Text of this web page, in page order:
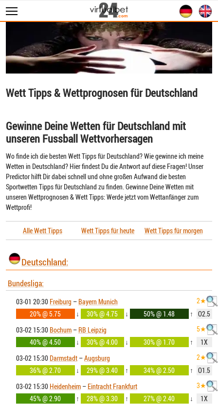
Sportwetten
WM 2026
Wett Tipps
Statistiken
Wett Tipps & Wettprognosen für Deutschland
Gewinne Deine Wetten für Deutschland mit
unseren Fussball Wettvorhersagen
Wo finde ich die besten Wett Tipps für Deutschland? Wie gewinne ich meine
Wetten in Deutschland? Hier findest Du die Antwort auf diese Fragen! Unser
Predictor hilft Dir dabei schnell und ohne großen Aufwand die besten
Sportwetten Tipps für Deutschland zu finden. Gewinne Deine Wetten mit
unseren Wettprognosen & Wett Tipps: Werde jetzt vom Wettanfänger zum
Wettprofi!
Alle Wett Tipps Wett Tipps für heute Wett Tipps für morgen
Deutschland:
Bundesliga:
03-01 20:30 Freiburg – Bayern Munich
2★
20% @ 5.75
↓ 30% @ 4.75 ↓ 50% @ 1.48 ↑
O2.5
03-02 15:30 Bochum– RB Leipzig
5★
40% @ 4.50
↓ 30% @ 4.00 ↓ 30% @ 1.70 ↑
1X
03-02 15:30 Darmstadt–Augsburg
2★
36% @ 2.70
↓ 29% @ 3.40 ↑ 34% @ 2.50 ↑
O1.5
03-02 15:30 Heidenheim– Eintracht Frankfurt
3★
45% @ 2.90
↑ 28% @ 3.30 ↑ 27% @ 2.40 ↓
1X